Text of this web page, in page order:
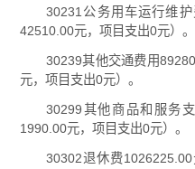
30231公务用车运行维
42510.00元，项目支出0元）。
30239其他交通费用
元，项目支出0元）。
30299其他商品和服务
1990.00元，项目支出0元）。
30302退休费